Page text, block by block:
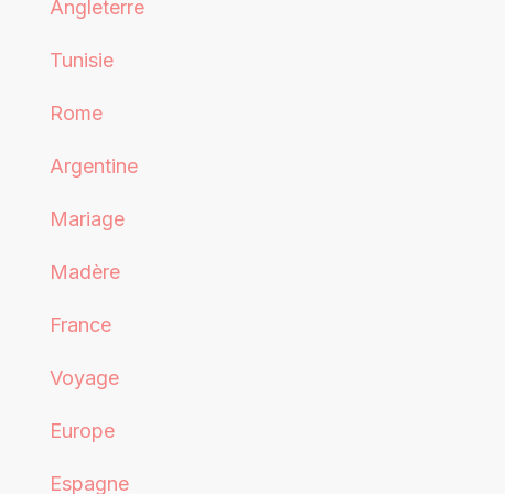
Angleterre
Tunisie
Rome
Argentine
Mariage
Madère
France
Voyage
Europe
Espagne